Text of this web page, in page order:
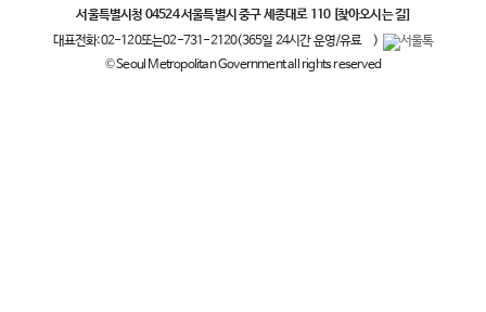
서울특별시청 04524 서울특별시 중구 세종대로 110 [찾아오시는 길]
대표전화:02-120또는02-731-2120(365일 24시간 운영/유료
)
© Seoul Metropolitan Government all rights reserved